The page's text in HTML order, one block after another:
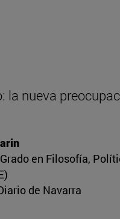
la nueva
en Filosofía,
de Navarra